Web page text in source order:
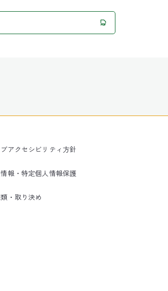
ブアクセシビリティ方針
報・特定個人情報保護
・取り決め